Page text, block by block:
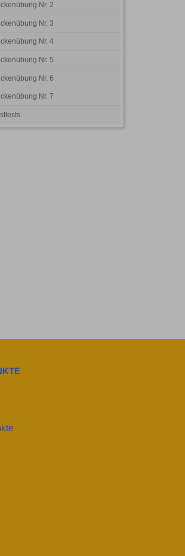
Nr. 2
Nr. 3
Nr. 4
Nr. 5
Nr. 6
Nr. 7